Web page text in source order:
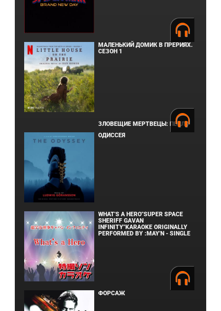
МАЛЕНЬКИЙ ДОМИК В ПРЕРИЯХ.
СЕЗОН 1
ЗЛОВЕЩИЕ МЕРТВЕЦЫ: ПЕКЛО
WHAT'S A HERO"SUPER SPACE
INFINITY"KARAOKE ORIGINALLY